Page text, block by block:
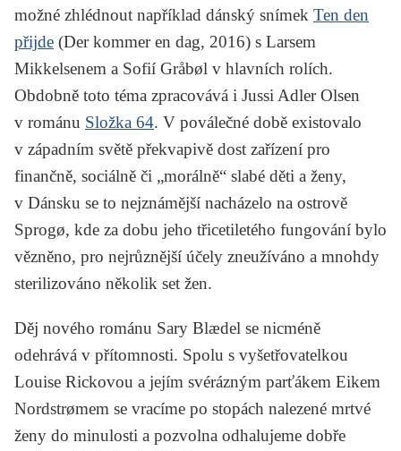
možné zhlédnout například dánský snímek Ten den
přijde (Der kommer en dag, 2016) s Larsem
Mikkelsenem a Sofií Gråbøl v hlavních rolích.
Obdobně toto téma zpracovává i Jussi Adler Olsen
v románu Složka 64. V poválečné době existovalo
v západním světě překvapivě dost zařízení pro
finančně, sociálně či „morálně“ slabé děti a ženy,
v Dánsku se to nejznámější nacházelo na ostrově
Sprogø, kde za dobu jeho třicetiletého fungování bylo
vězněno, pro nejrůznější účely zneužíváno a mnohdy
sterilizováno několik set žen.
Děj nového románu Sary Blædel se nicméně
odehrává v přítomnosti. Spolu s vyšetřovatelkou
Louise Rickovou a jejím svérázným parťákem Eikem
Nordstrømem se vracíme po stopách nalezené mrtvé
ženy do minulosti a pozvolna odhalujeme dobře